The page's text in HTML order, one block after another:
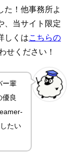
た！他事務所よ
、当サイト限定
しくは こちらの
せください！
ー輩
優良
たい